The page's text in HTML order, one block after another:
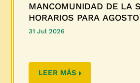
MANCOMUNIDAD DE LA
HORARIOS PARA AGOSTO
31 Jul 2026
LEER MÁS